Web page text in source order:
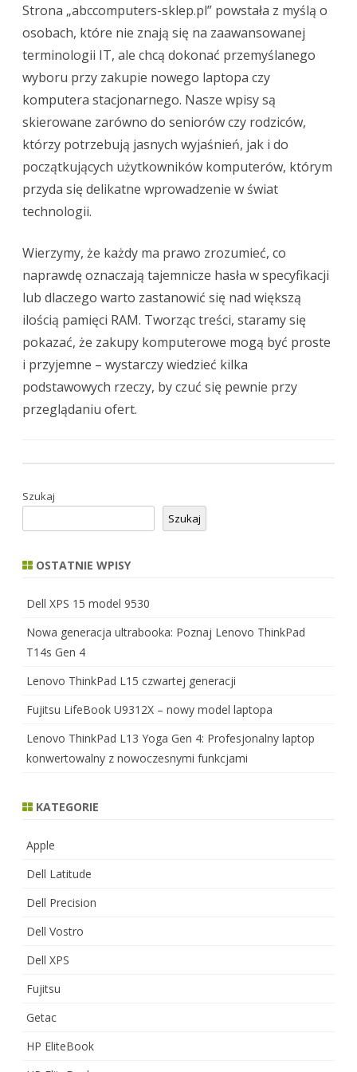
Strona „abccomputers-sklep.pl” powstała z myślą o
osobach, które nie znają się na zaawansowanej
terminologii IT, ale chcą dokonać przemyślanego
wyboru przy zakupie nowego laptopa czy
komputera stacjonarnego. Nasze wpisy są
skierowane zarówno do seniorów czy rodziców,
którzy potrzebują jasnych wyjaśnień, jak i do
początkujących użytkowników komputerów, którym
przyda się delikatne wprowadzenie w świat
technologii.
Wierzymy, że każdy ma prawo zrozumieć, co
naprawdę oznaczają tajemnicze hasła w specyfikacji
lub dlaczego warto zastanowić się nad większą
ilością pamięci RAM. Tworząc treści, staramy się
pokazać, że zakupy komputerowe mogą być proste
i przyjemne – wystarczy wiedzieć kilka
podstawowych rzeczy, by czuć się pewnie przy
przeglądaniu ofert.
Szukaj
Szukaj
OSTATNIE WPISY
Dell XPS 15 model 9530
Nowa generacja ultrabooka: Poznaj Lenovo ThinkPad
T14s Gen 4
Lenovo ThinkPad L15 czwartej generacji
Fujitsu LifeBook U9312X – nowy model laptopa
Lenovo ThinkPad L13 Yoga Gen 4: Profesjonalny laptop
konwertowalny z nowoczesnymi funkcjami
KATEGORIE
Apple
Dell Latitude
Dell Precision
Dell Vostro
Dell XPS
Fujitsu
Getac
HP EliteBook